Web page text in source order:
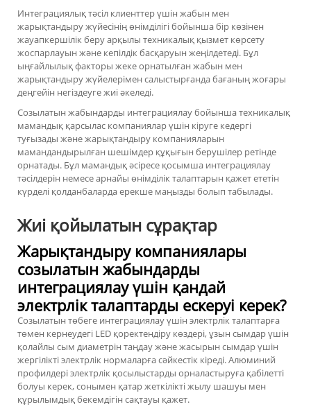
Интеграциялық тәсіл клиенттер үшін жабын мен
жарықтандыру жүйесінің өнімділігі бойынша бір көзінен
жауапкершілік беру арқылы техникалық қызмет көрсету
жоспарлауын және кепілдік басқаруын жеңілдетеді. Бұл
ыңғайлылық факторы жеке орнатылған жабын мен
жарықтандыру жүйелерімен салыстырғанда бағаның жоғары
деңгейін негіздеуге жиі әкеледі.
Созылатын жабындарды интеграциялау бойынша техникалық
мамандық қарсылас компаниялар үшін кіруге кедергі
туғызады және жарықтандыру компанияларын
мамандандырылған шешімдер құқығын берушілер ретінде
орнатады. Бұл мамандық әсіресе қосымша интеграциялау
тәсілдерін немесе арнайы өнімділік талаптарын қажет ететін
күрделі қолданбаларда ерекше маңызды болып табылады.
Жиі қойылатын сұрақтар
Жарықтандыру компаниялары
созылатын жабындарды
интеграциялау үшін қандай
электрлік талаптарды ескеруі керек?
Созылатын төбеге интеграциялау үшін электрлік талаптарға
төмен кернеудегі LED қоректендіру көздері, ұзын сымдар үшін
қолайлы сым диаметрін таңдау және жасырын сымдар үшін
жергілікті электрлік нормаларға сәйкестік кіреді. Алюминий
профилдері электрлік қосылыстарды орналастыруға қабілетті
болуы керек, сонымен қатар жеткілікті жылу шашуы мен
құрылымдық бекемдігін сақтауы қажет.